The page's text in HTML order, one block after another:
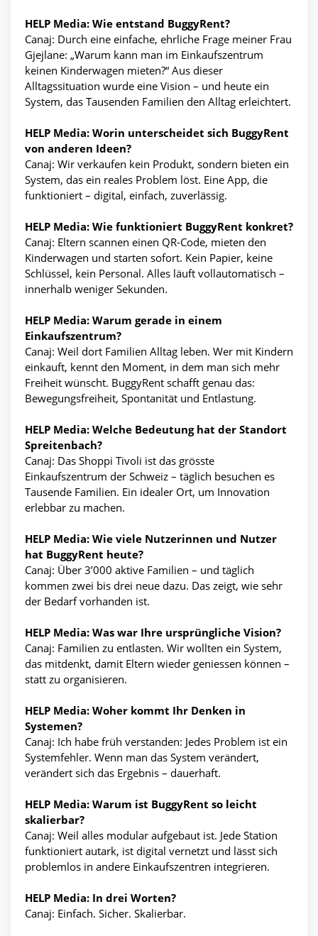
HELP Media: Wie entstand BuggyRent?
Canaj: Durch eine einfache, ehrliche Frage meiner Frau
Gjejlane: „Warum kann man im Einkaufszentrum
keinen Kinderwagen mieten?“ Aus dieser
Alltagssituation wurde eine Vision – und heute ein
System, das Tausenden Familien den Alltag erleichtert.
HELP Media: Worin unterscheidet sich BuggyRent
von anderen Ideen?
Canaj: Wir verkaufen kein Produkt, sondern bieten ein
System, das ein reales Problem löst. Eine App, die
funktioniert – digital, einfach, zuverlässig.
HELP Media: Wie funktioniert BuggyRent konkret?
Canaj: Eltern scannen einen QR-Code, mieten den
Kinderwagen und starten sofort. Kein Papier, keine
Schlüssel, kein Personal. Alles läuft vollautomatisch –
innerhalb weniger Sekunden.
HELP Media: Warum gerade in einem
Einkaufszentrum?
Canaj: Weil dort Familien Alltag leben. Wer mit Kindern
einkauft, kennt den Moment, in dem man sich mehr
Freiheit wünscht. BuggyRent schafft genau das:
Bewegungsfreiheit, Spontanität und Entlastung.
HELP Media: Welche Bedeutung hat der Standort
Spreitenbach?
Canaj: Das Shoppi Tivoli ist das grösste
Einkaufszentrum der Schweiz – täglich besuchen es
Tausende Familien. Ein idealer Ort, um Innovation
erlebbar zu machen.
HELP Media: Wie viele Nutzerinnen und Nutzer
hat BuggyRent heute?
Canaj: Über 3’000 aktive Familien – und täglich
kommen zwei bis drei neue dazu. Das zeigt, wie sehr
der Bedarf vorhanden ist.
HELP Media: Was war Ihre ursprüngliche Vision?
Canaj: Familien zu entlasten. Wir wollten ein System,
das mitdenkt, damit Eltern wieder geniessen können –
statt zu organisieren.
HELP Media: Woher kommt Ihr Denken in
Systemen?
Canaj: Ich habe früh verstanden: Jedes Problem ist ein
Systemfehler. Wenn man das System verändert,
verändert sich das Ergebnis – dauerhaft.
HELP Media: Warum ist BuggyRent so leicht
skalierbar?
Canaj: Weil alles modular aufgebaut ist. Jede Station
funktioniert autark, ist digital vernetzt und lässt sich
problemlos in andere Einkaufszentren integrieren.
HELP Media: In drei Worten?
Canaj: Einfach. Sicher. Skalierbar.